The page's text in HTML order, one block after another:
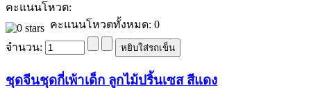
คะแนนโหวต:
คะแนนโหวตทั้งหมด: 0
จำนวน:
ชุดจีนชุดกี่เพ้าเด็ก ลูกไม้ปริ้นเซส สีแดง